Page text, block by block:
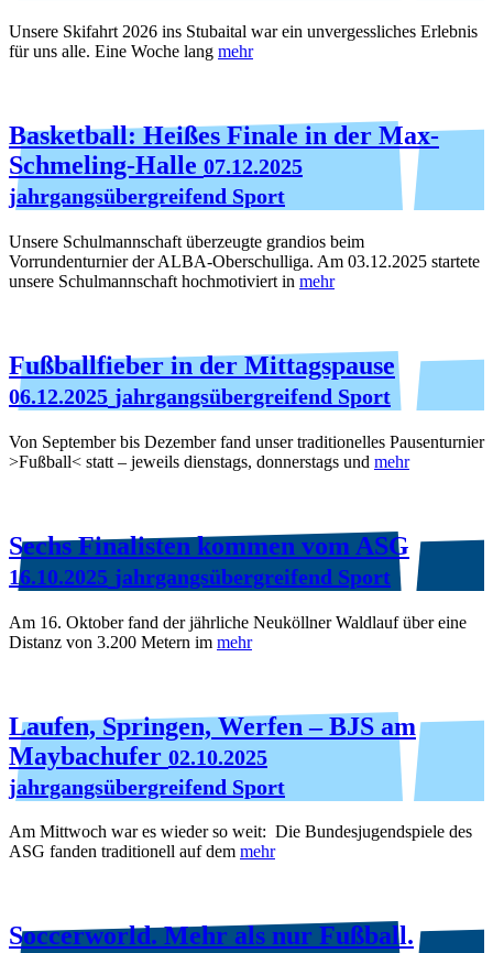
Unsere Skifahrt 2026 ins Stubaital war ein unvergessliches Erlebnis
für uns alle. Eine Woche lang mehr
Basketball: Heißes Finale in der Max-
Schmeling-Halle 07.12.2025
jahrgangsübergreifend Sport
Unsere Schulmannschaft überzeugte grandios beim
Vorrundenturnier der ALBA-Oberschulliga. Am 03.12.2025 startete
unsere Schulmannschaft hochmotiviert in mehr
Fußballfieber in der Mittagspause
06.12.2025 jahrgangsübergreifend Sport
Von September bis Dezember fand unser traditionelles Pausenturnier
>Fußball< statt – jeweils dienstags, donnerstags und mehr
Sechs Finalisten kommen vom ASG
16.10.2025 jahrgangsübergreifend Sport
Am 16. Oktober fand der jährliche Neuköllner Waldlauf über eine
Distanz von 3.200 Metern im mehr
Laufen, Springen, Werfen – BJS am
Maybachufer 02.10.2025
jahrgangsübergreifend Sport
Am Mittwoch war es wieder so weit: Die Bundesjugendspiele des
ASG fanden traditionell auf dem mehr
Soccerworld. Mehr als nur Fußball.